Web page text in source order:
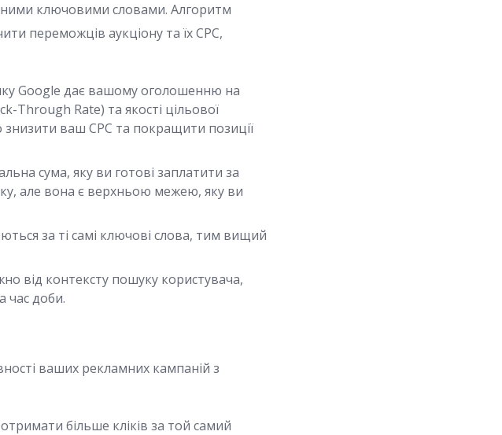
ключовими словами. Алгоритм
переможців аукціону та їх CPC,
Google дає вашому оголошенню на
Through Rate) та якості цільової
ваш CPC та покращити позиції
сума, яку ви готові заплатити за
але вона є верхньою межею, яку ви
за ті самі ключові слова, тим вищий
від контексту пошуку користувача,
час доби.
ваших рекламних кампаній з
більше кліків за той самий